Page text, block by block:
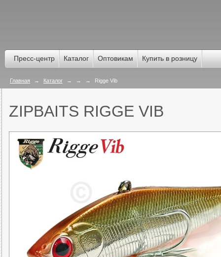
Пресс-центр Каталог Оптовикам Купить в розницу
Главная → Каталог → → → Rigge Vib
ZIPBAITS RIGGE VIB